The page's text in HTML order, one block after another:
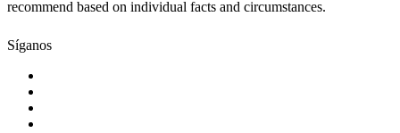
recommend based on individual facts and circumstances.
Síganos